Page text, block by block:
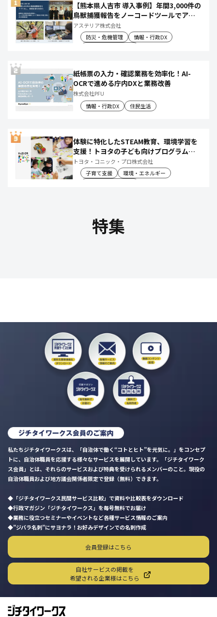
【熊本県人吉市 導入事例】年間3,000件の
鳥獣捕獲報告をノーコードツールでアプ
リ化し、月50時間の庁内作業を削減
アステリア株式会社
防災・危機管理
情報・行政DX
紙帳票の入力・確認業務を効率化！AI-
OCRで進める庁内DXと業務改善
株式会社PFU
情報・行政DX
住民生活
体験に特化したSTEAM教育、環境学習を
支援！トヨタの子ども向けプログラムで
社会や将来について楽しく学べる体験機
会を創出
トヨタ・コニック・プロ株式会社
子育て支援
環境・エネルギー
特集
私たちジチタイワークスは、「自治体で働く“コトとヒト”を元気に。」をコンセプ
トに、自治体職員を応援する様々なサービスを展開しています。「ジチタイワーク
ス会員」とは、それらのサービスおよび特典を受けられるメンバーのこと。現役の
自治体職員および地方議会関係者限定で登録（無料）できます。
「ジチタイワークス民間サービス比較」で資料や比較表をダウンロード
行政マガジン「ジチタイワークス」を毎号無料でお届け
業務に役立つセミナーやイベントなど各種サービス情報のご案内
”ジバラ名刺”にサヨナラ！お好みデザインでの名刺作成
会員登録はこちら
自社サービスの掲載を
希望される企業様はこちら